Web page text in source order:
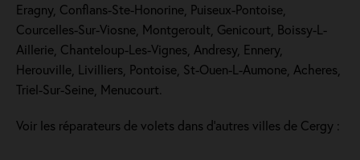
Eragny, Conflans-Ste-Honorine, Puiseux-Pontoise,
Courcelles-Sur-Viosne, Montgeroult, Genicourt, Boissy-L-
Aillerie, Chanteloup-Les-Vignes, Andresy, Ennery,
Herouville, Livilliers, Pontoise, St-Ouen-L-Aumone, Acheres,
Triel-Sur-Seine, Menucourt.
Voir les réparateurs de volets dans d’autres villes de Cergy :